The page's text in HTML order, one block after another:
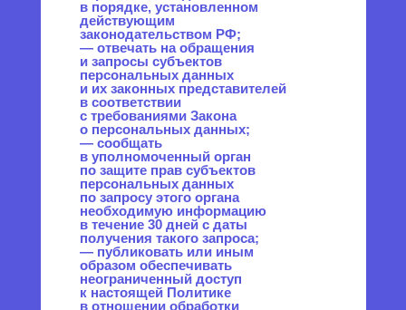
— обжаловать
в уполномоченный орган
по защите прав субъектов
персональных данных или
в судебном порядке
неправомерные действия или
бездействие Оператора при
обработке его персональных
данных;
— на осуществление иных
прав, предусмотренных
законодательством РФ.
4.2. Субъекты персональных
данных обязаны:
— предоставлять Оператору
достоверные данные о себе;
— сообщать Оператору
об уточнении (обновлении,
изменении) своих
персональных данных.
4.3. Лица, передавшие
Оператору недостоверные
сведения о себе, либо
сведения о другом субъекте
персональных данных без
согласия последнего, несут
ответственность
в соответствии
с законодательством РФ.